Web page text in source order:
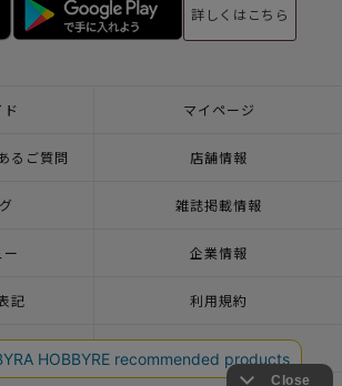
詳しくはこちら
マイページ
るご質問 店舗情報
雑誌掲載情報
企業情報
記 利用規約
一緒に働こう♪求人情報